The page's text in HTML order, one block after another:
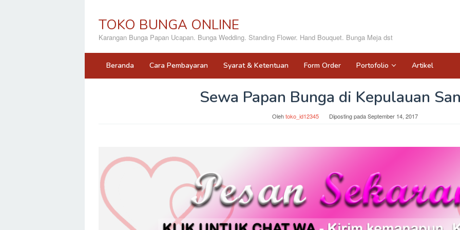
TOKO BUNGA ONLINE
Karangan Bunga Papan Ucapan. Bunga Wedding. Standing Flower. Hand Bouquet. Bunga Meja dst
Beranda Cara Pembayaran Syarat & Ketentuan Form Order Portofolio Artikel
Sewa Papan Bunga di Kepulauan
Olehtoko_id12345 Diposting padaSeptember 14, 2017